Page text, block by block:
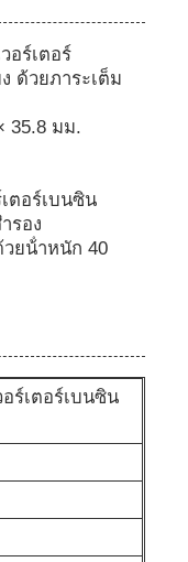
อร์เตอร์
ด้วยภาระเต็ม
35.8 มม.
ตอร์เบนซิน
รอง
ยน้ําหนัก 40
อร์เตอร์เบนซิน